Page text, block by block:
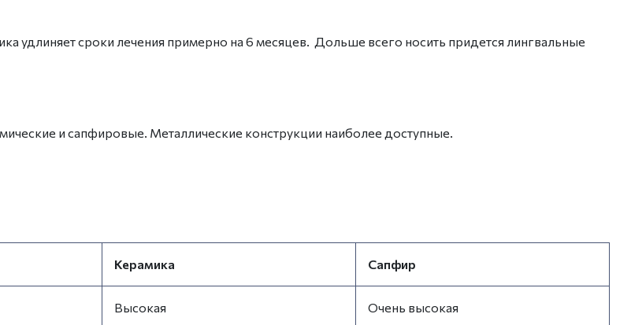
удлиняет сроки лечения примерно на 6 месяцев. Дольше всего носить придется лингвальные
и сапфировые. Металлические конструкции наиболее доступные.
Керамика Сапфир
Высокая Очень высокая